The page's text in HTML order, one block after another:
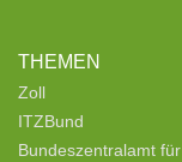
THEMEN
Zoll
ITZBund
Bundeszentralamt für